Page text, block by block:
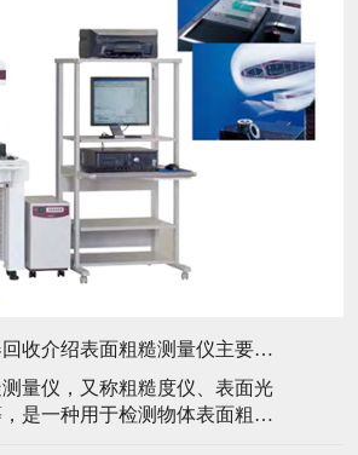
测量仪器回收介绍表面粗糙测量仪主要工作原理是什么？
量仪，又称粗糙度仪、表面光
是一种用于检测物体表面粗糙